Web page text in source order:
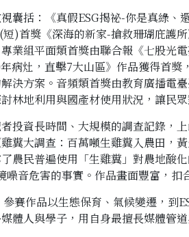
囊括：《真假ESG揭祕-你是真綠
)首獎《深海的新家-搶救珊瑚庇護
業組平面類首獎由聯合報《七股光
病灶，直擊7大山區》作品獲得首
決方案。音頻類首獎由教育廣播電
林地利用與國產材使用狀況，讓民
投資長時間、大規模的調查記錄，
糞大調查：百萬噸生雞糞入農田，
農民普遍使用「生雞糞」對農地
音危害的事實。作品畫面豐富，
賽作品以生態保育、氣候變遷，
體人與學子，用自身最擅長媒體管